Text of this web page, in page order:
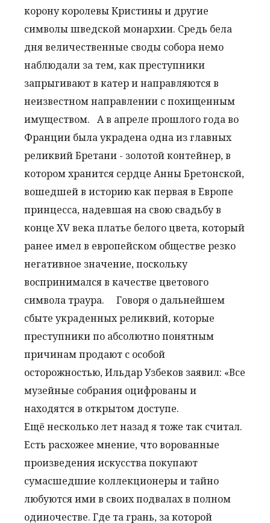
корону королевы Кристины и другие
символы шведской монархии. Средь бела
дня величественные своды собора немо
наблюдали за тем, как преступники
запрыгивают в катер и направляются в
неизвестном направлении с похищенным
имуществом. А в апреле прошлого года во
Франции была украдена одна из главных
реликвий Бретани - золотой контейнер, в
котором хранится сердце Анны Бретонской,
вошедшей в историю как первая в Европе
принцесса, надевшая на свою свадьбу в
конце XV века платье белого цвета, который
ранее имел в европейском обществе резко
негативное значение, поскольку
воспринимался в качестве цветового
символа траура.
Говоря о дальнейшем
сбыте украденных реликвий, которые
преступники по абсолютно понятным
причинам продают с особой
осторожностью, Ильдар Узбеков заявил: «Все
музейные собрания оцифрованы и
находятся в открытом доступе.
Ещё несколько лет назад я тоже так считал.
Есть расхожее мнение, что ворованные
произведения искусства покупают
сумасшедшие коллекционеры и тайно
любуются ими в своих подвалах в полном
одиночестве. Где та грань, за которой